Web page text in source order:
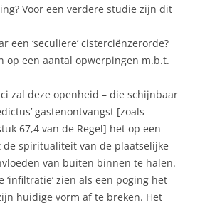
Voor een verdere studie zijn dit
een ‘seculiere’ cisterciënzerorde?
op een aantal opwerpingen m.b.t.
zal deze openheid – die schijnbaar
gastenontvangst [zoals
67,4 van de Regel] het op een
de spiritualiteit van de plaatselijke
van buiten binnen te halen.
zien als een poging het
huidige vorm af te breken. Het